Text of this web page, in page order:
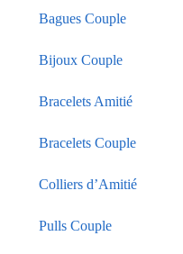
Bagues Couple
Bijoux Couple
Bracelets Amitié
Bracelets Couple
Colliers d’Amitié
Pulls Couple